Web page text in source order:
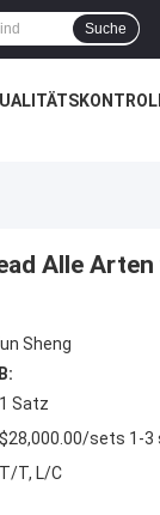
Suche
Alle
Sheng
1 Satz
$28,000.00/sets 1-3
T/T, L/C